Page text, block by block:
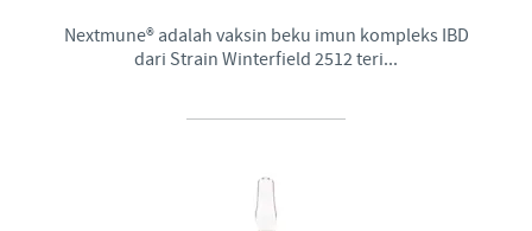
Nextmune® adalah vaksin beku imun kompleks IBD
dari Strain Winterfield 2512 teri...